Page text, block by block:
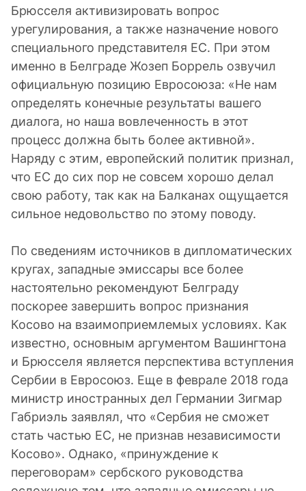
Брюсселя активизировать вопрос
урегулирования, а также назначение нового
специального представителя ЕС. При этом
именно в Белграде Жозеп Боррель озвучил
официальную позицию Евросоюза: «Не нам
определять конечные результаты вашего
диалога, но наша вовлеченность в этот
процесс должна быть более активной».
Наряду с этим, европейский политик признал,
что ЕС до сих пор не совсем хорошо делал
свою работу, так как на Балканах ощущается
сильное недовольство по этому поводу.
По сведениям источников в дипломатических
кругах, западные эмиссары все более
настоятельно рекомендуют Белграду
поскорее завершить вопрос признания
Косово на взаимоприемлемых условиях. Как
известно, основным аргументом Вашингтона
и Брюсселя является перспектива вступления
Сербии в Евросоюз. Еще в феврале 2018 года
министр иностранных дел Германии Зигмар
Габриэль заявлял, что «Сербия не сможет
стать частью ЕС, не признав независимости
Косово». Однако, «принуждение к
переговорам» сербского руководства